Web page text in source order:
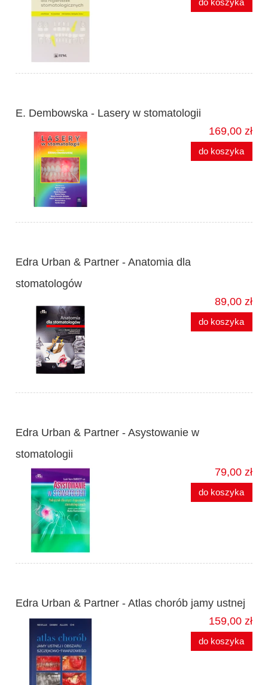
E. Dembowska - Lasery w stomatologii
169,00 zł
do koszyka
Edra Urban & Partner - Anatomia dla
stomatologów
89,00 zł
do koszyka
Edra Urban & Partner - Asystowanie w
stomatologii
79,00 zł
do koszyka
Edra Urban & Partner - Atlas chorób jamy ustnej
159,00 zł
do koszyka